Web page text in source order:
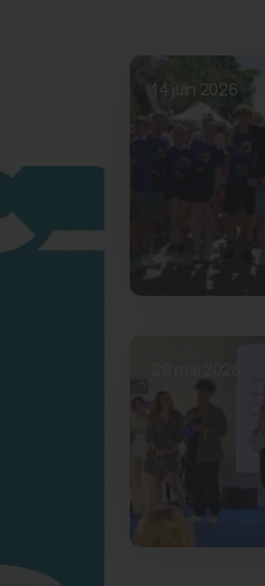
14 juin 2026